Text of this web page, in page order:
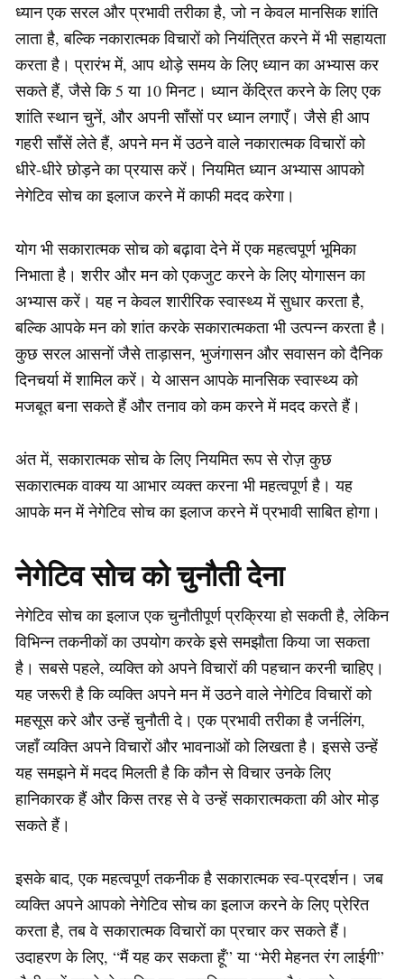
ध्यान एक सरल और प्रभावी तरीका है, जो न केवल मानसिक शांति
लाता है, बल्कि नकारात्मक विचारों को नियंत्रित करने में भी सहायता
करता है। प्रारंभ में, आप थोड़े समय के लिए ध्यान का अभ्यास कर
सकते हैं, जैसे कि 5 या 10 मिनट। ध्यान केंद्रित करने के लिए एक
शांति स्थान चुनें, और अपनी साँसों पर ध्यान लगाएँ। जैसे ही आप
गहरी साँसें लेते हैं, अपने मन में उठने वाले नकारात्मक विचारों को
धीरे-धीरे छोड़ने का प्रयास करें। नियमित ध्यान अभ्यास आपको
नेगेटिव सोच का इलाज करने में काफी मदद करेगा।
योग भी सकारात्मक सोच को बढ़ावा देने में एक महत्वपूर्ण भूमिका
निभाता है। शरीर और मन को एकजुट करने के लिए योगासन का
अभ्यास करें। यह न केवल शारीरिक स्वास्थ्य में सुधार करता है,
बल्कि आपके मन को शांत करके सकारात्मकता भी उत्पन्न करता है।
कुछ सरल आसनों जैसे ताड़ासन, भुजंगासन और सवासन को दैनिक
दिनचर्या में शामिल करें। ये आसन आपके मानसिक स्वास्थ्य को
मजबूत बना सकते हैं और तनाव को कम करने में मदद करते हैं।
अंत में, सकारात्मक सोच के लिए नियमित रूप से रोज़ कुछ
सकारात्मक वाक्य या आभार व्यक्त करना भी महत्वपूर्ण है। यह
आपके मन में नेगेटिव सोच का इलाज करने में प्रभावी साबित होगा।
नेगेटिव सोच को चुनौती देना
नेगेटिव सोच का इलाज एक चुनौतीपूर्ण प्रक्रिया हो सकती है, लेकिन
विभिन्न तकनीकों का उपयोग करके इसे समझौता किया जा सकता
है। सबसे पहले, व्यक्ति को अपने विचारों की पहचान करनी चाहिए।
यह जरूरी है कि व्यक्ति अपने मन में उठने वाले नेगेटिव विचारों को
महसूस करे और उन्हें चुनौती दे। एक प्रभावी तरीका है जर्नलिंग,
जहाँ व्यक्ति अपने विचारों और भावनाओं को लिखता है। इससे उन्हें
यह समझने में मदद मिलती है कि कौन से विचार उनके लिए
हानिकारक हैं और किस तरह से वे उन्हें सकारात्मकता की ओर मोड़
सकते हैं।
इसके बाद, एक महत्वपूर्ण तकनीक है सकारात्मक स्व-प्रदर्शन। जब
व्यक्ति अपने आपको नेगेटिव सोच का इलाज करने के लिए प्रेरित
करता है, तब वे सकारात्मक विचारों का प्रचार कर सकते हैं।
उदाहरण के लिए, “मैं यह कर सकता हूँ” या “मेरी मेहनत रंग लाईगी”